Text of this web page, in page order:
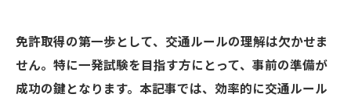
免許取得の第一歩として、交通ルールの理解は欠かせま
せん。特に一発試験を目指す方にとって、事前の準備が
成功の鍵となります。本記事では、効率的に交通ルール